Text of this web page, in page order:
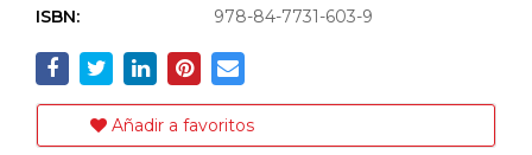
ISBN:
978-84-7731-603-9
Añadir a favoritos